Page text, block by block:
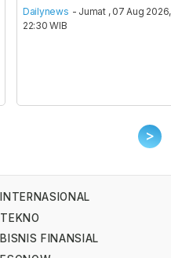
Dailynews - Jumat , 07 Aug 2026,
22:30 WIB
>
INTERNASIONAL
TEKNO
BISNIS FINANSIAL